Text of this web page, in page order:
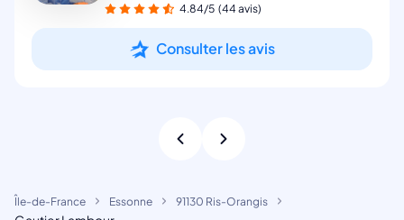
4.84/5 (44 avis)
Consulter les avis
Île-de-France Essonne 91130 Ris-Orangis